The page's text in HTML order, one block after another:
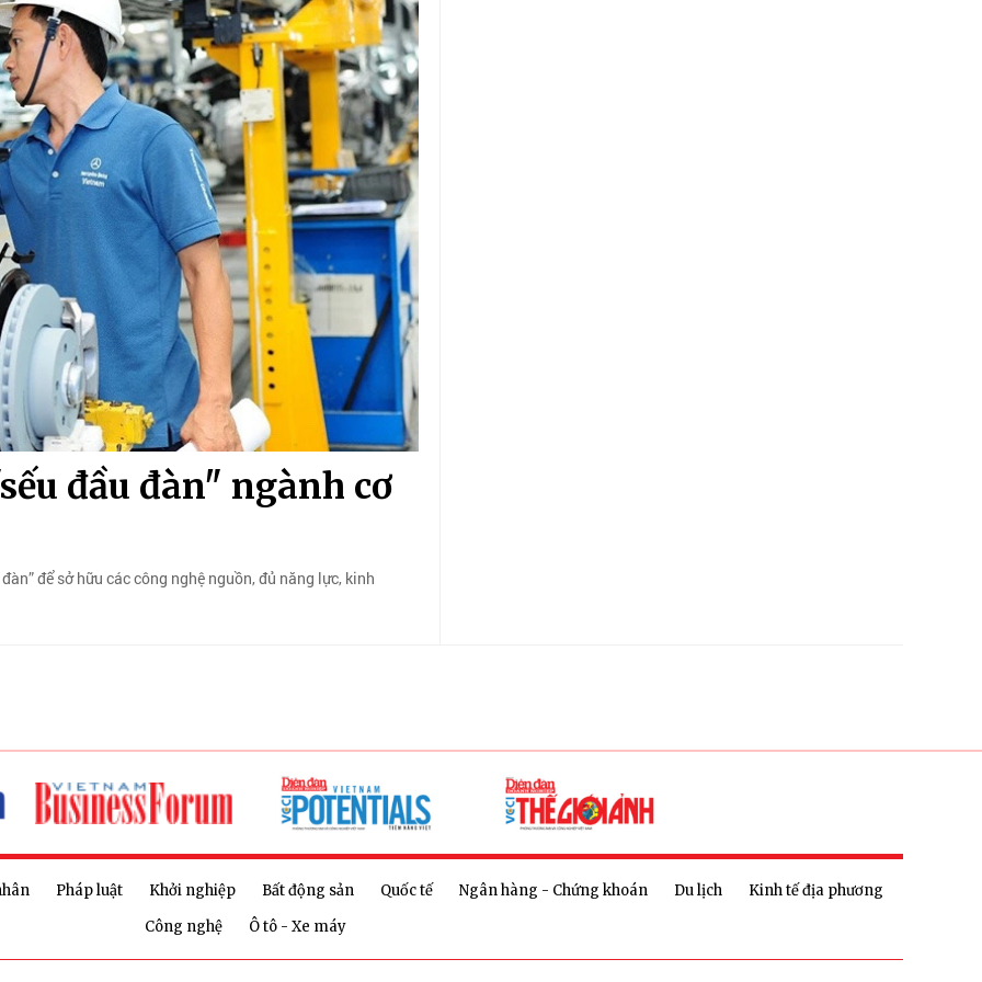
đầu đàn" ngành cơ
để sở hữu các công nghệ nguồn, đủ năng lực, kinh
Pháp luật Khởi nghiệp Bất động sản Quốc tế Ngân hàng - Chứng khoán Du lịch
Kinh tế địa phương
Công nghệ
Ô tô - Xe máy